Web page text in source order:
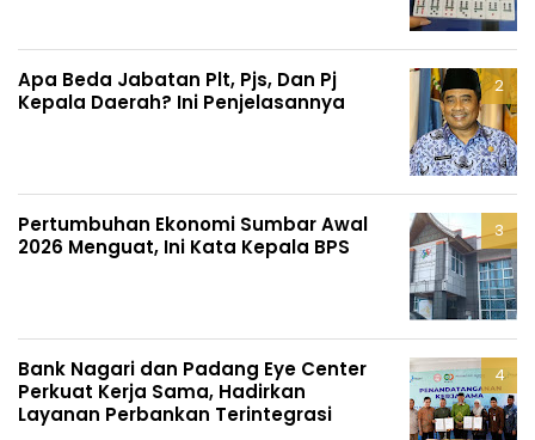
Apa Beda Jabatan Plt, Pjs, Dan Pj
Kepala Daerah? Ini Penjelasannya
Pertumbuhan Ekonomi Sumbar Awal
2026 Menguat, Ini Kata Kepala BPS
Bank Nagari dan Padang Eye Center
Perkuat Kerja Sama, Hadirkan
Layanan Perbankan Terintegrasi